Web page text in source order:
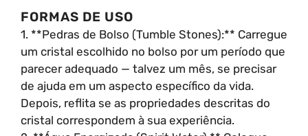
FORMAS DE USO
1. **Pedras de Bolso (Tumble Stones):** Carregue
um cristal escolhido no bolso por um período que
parecer adequado — talvez um mês, se precisar
de ajuda em um aspecto específico da vida.
Depois, reflita se as propriedades descritas do
cristal correspondem à sua experiência.